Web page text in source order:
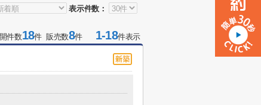
表示件数：
件数18件 販売数8件1-18件表示